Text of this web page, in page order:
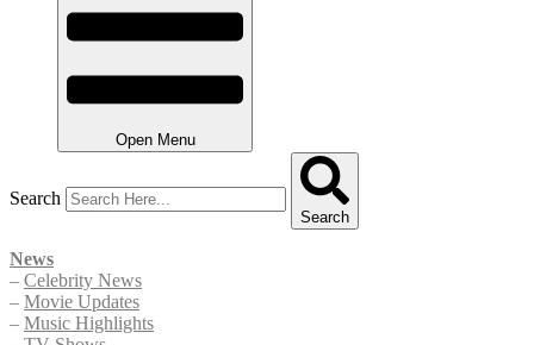
Open Menu
Search
Search
News
– Celebrity News
– Movie Updates
– Music Highlights